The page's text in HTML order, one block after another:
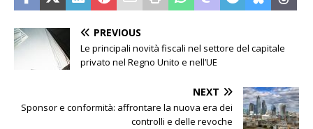
PREVIOUS
Le principali novità fiscali nel settore del capitale
privato nel Regno Unito e nell’UE
NEXT
Sponsor e conformità: affrontare la nuova era dei
controlli e delle revoche